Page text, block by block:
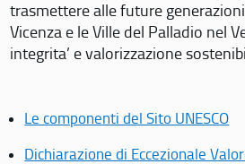
trasmettere alle future
Vicenza e le Ville del Palladio nel
integrita’ e valorizzazione
Le componenti del Sito UNESCO
Dichiarazione di Eccezionale